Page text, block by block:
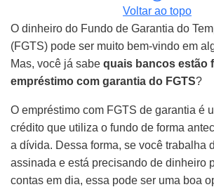
Voltar ao topo
O dinheiro do Fundo de Garantia do
(FGTS) pode ser muito bem-vindo em
Mas, você já sabe quais bancos estão
empréstimo com garantia do FGTS?
O empréstimo com FGTS de garantia é
crédito que utiliza o fundo de forma
a dívida. Dessa forma, se você trabalha
assinada e está precisando de dinheiro
contas em dia, essa pode ser uma boa